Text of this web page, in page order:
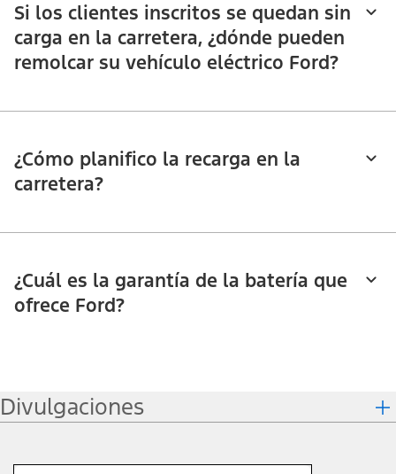
Si los clientes inscritos se quedan sin
carga en la carretera, ¿dónde pueden
remolcar su vehículo eléctrico Ford?
¿Cómo planifico la recarga en la
carretera?
¿Cuál es la garantía de la batería que
ofrece Ford?
Divulgaciones